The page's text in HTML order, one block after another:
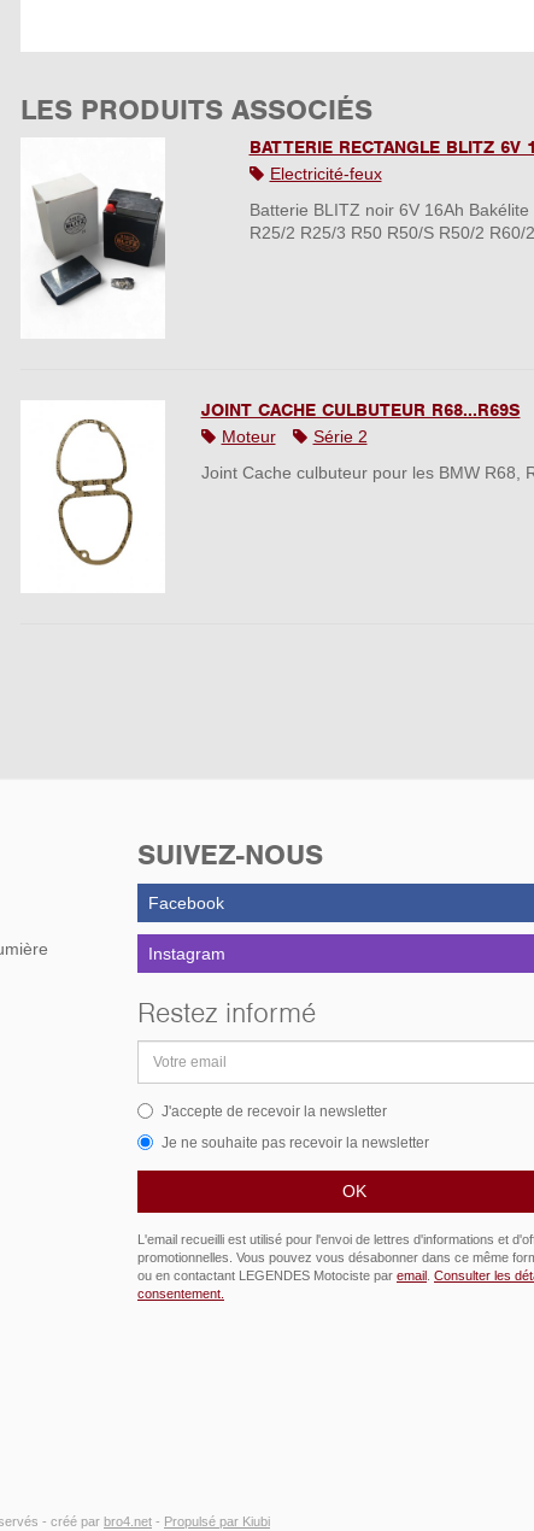
LES PRODUITS ASSOCIÉS
BATTERIE RECTANGLE BLITZ 6V
Electricité-feux
Batterie BLITZ noir 6V 16Ah
R25/2 R25/3 R50 R50/S R50/2 R60/
JOINT CACHE CULBUTEUR R68...R69S
Moteur
Série 2
Joint Cache culbuteur pour les BMW R68,
SUIVEZ-NOUS
Facebook
Instagram
Restez informé
email
J'accepte de recevoir la newsletter
Je ne souhaite pas recevoir la newsletter
L'email recueilli est utilisé pour l'envoi de lettres d'informations et
promotionnelles. Vous pouvez vous désabonner dans ce même
ou en contactant LEGENDES Motociste par email Consulter les
consentement.
- créé par bro4.net - Propulsé par Kiubi